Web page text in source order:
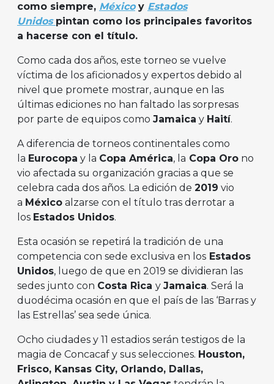
como siempre, Méxicoy Estados
Unidos pintan como los principales favoritos
a hacerse con el título.
Como cada dos años, este torneo se vuelve
víctima de los aficionados y expertos debido al
nivel que promete mostrar, aunque en las
últimas ediciones no han faltado las sorpresas
por parte de equipos como Jamaica y Haití.
A diferencia de torneos continentales como
la Eurocopa y la Copa América, la Copa Oro no
vio afectada su organización gracias a que se
celebra cada dos años. La edición de 2019 vio
a México alzarse con el título tras derrotar a
los Estados Unidos.
Esta ocasión se repetirá la tradición de una
competencia con sede exclusiva en los Estados
Unidos, luego de que en 2019 se dividieran las
sedes junto con Costa Rica y Jamaica. Será la
duodécima ocasión en que el país de las ‘Barras y
las Estrellas’ sea sede única.
Ocho ciudades y 11 estadios serán testigos de la
magia de Concacaf y sus selecciones. Houston,
Frisco, Kansas City, Orlando, Dallas,